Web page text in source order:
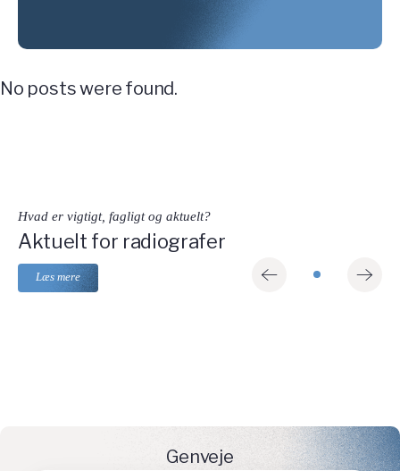
No posts were found.
Hvad er vigtigt, fagligt og aktuelt?
Aktuelt for radiografer
Læs mere
Genveje